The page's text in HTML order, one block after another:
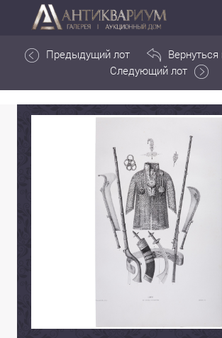
Предыдущий лот
Вернуться
Следующий лот